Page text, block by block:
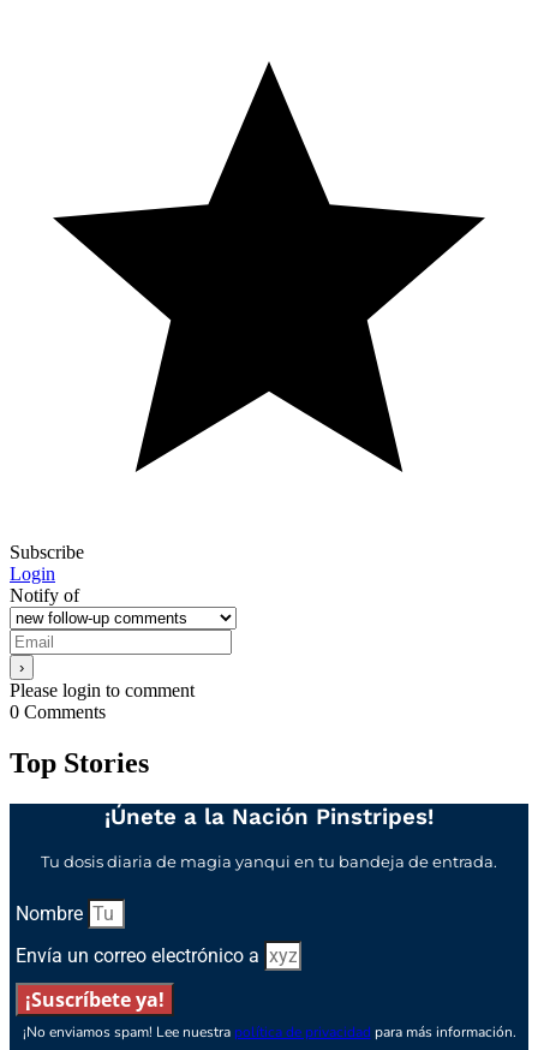
Subscribe
Login
Notify of
Please login to comment
0 Comments
Top Stories
¡Únete a la Nación Pinstripes!
Tu dosis diaria de magia yanqui en tu bandeja de entrada.
Nombre
Envía un correo electrónico a
¡Suscríbete ya!
¡No enviamos spam! Lee nuestra política de privacidad para más información.